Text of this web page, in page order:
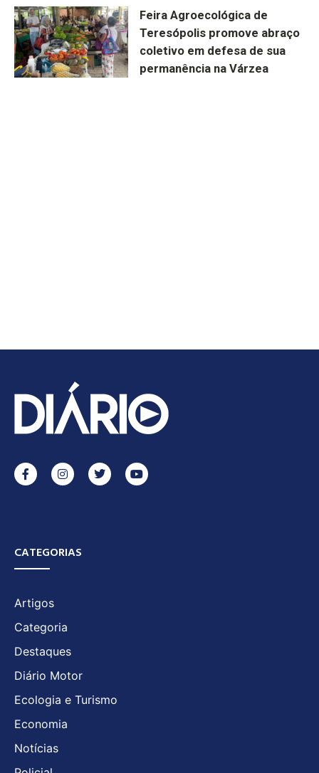
Feira Agroecológica de
Teresópolis promove abraço
coletivo em defesa de sua
permanência na Várzea
CATEGORIAS
Artigos
Categoria
Destaques
Diário Motor
Ecologia e Turismo
Economia
Notícias